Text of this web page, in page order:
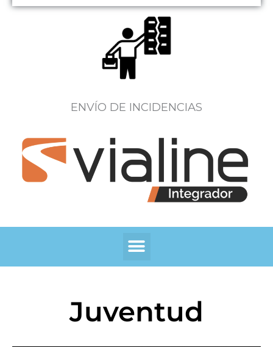
ENVÍO DE INCIDENCIAS
Menú
Juventud